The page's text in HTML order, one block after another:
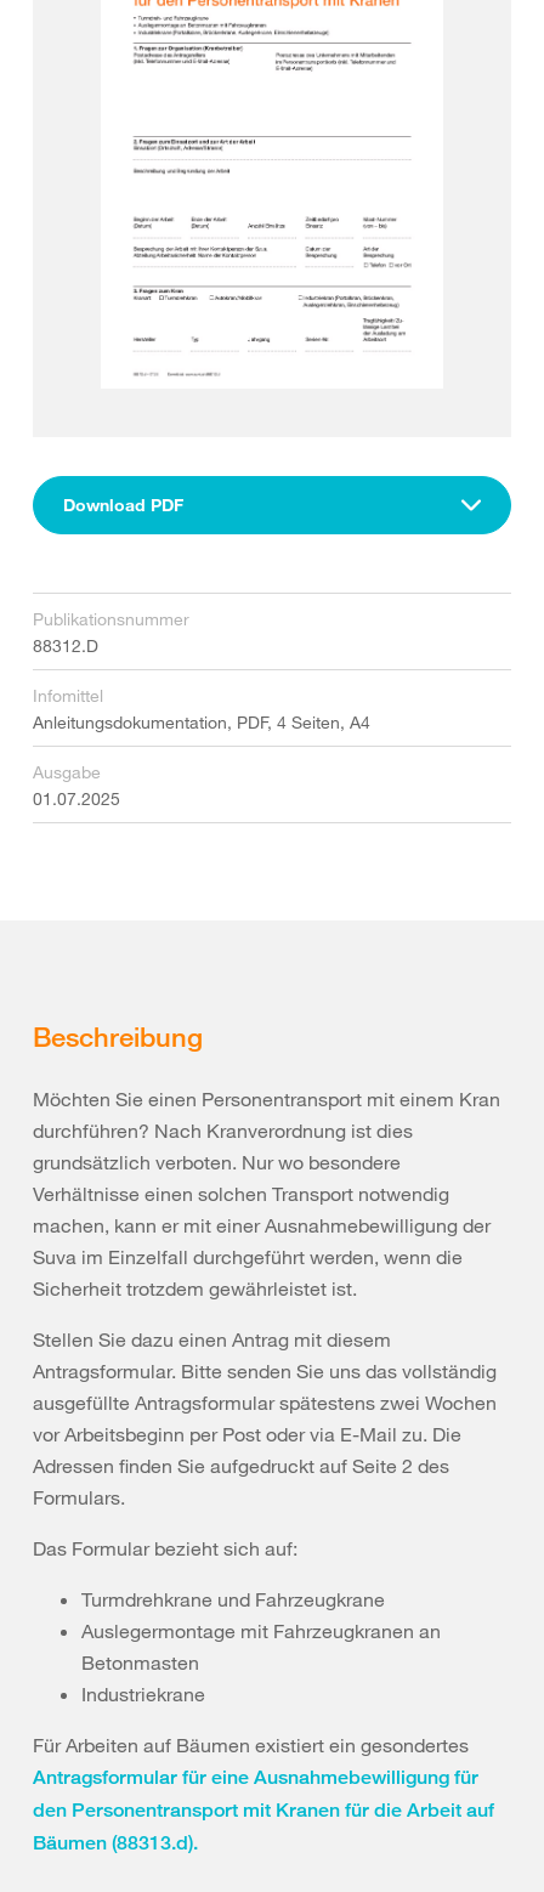
Download PDF
Publikationsnummer
88312.D
Infomittel
Anleitungsdokumentation, PDF, 4 Seiten, A4
Ausgabe
01.07.2025
Beschreibung
Möchten Sie einen Personentransport mit einem Kran
durchführen? Nach Kranverordnung ist dies
grundsätzlich verboten. Nur wo besondere
Verhältnisse einen solchen Transport notwendig
machen, kann er mit einer Ausnahmebewilligung der
Suva im Einzelfall durchgeführt werden, wenn die
Sicherheit trotzdem gewährleistet ist.
Stellen Sie dazu einen Antrag mit diesem
Antragsformular. Bitte senden Sie uns das vollständig
ausgefüllte Antragsformular spätestens zwei Wochen
vor Arbeitsbeginn per Post oder via E-Mail zu. Die
Adressen finden Sie aufgedruckt auf Seite 2 des
Formulars.
Das Formular bezieht sich auf:
Turmdrehkrane und Fahrzeugkrane
Auslegermontage mit Fahrzeugkranen an
Betonmasten
Industriekrane
Für Arbeiten auf Bäumen existiert ein gesondertes
Antragsformular für eine Ausnahmebewilligung für
den Personentransport mit Kranen für die Arbeit auf
Bäumen (88313.d).